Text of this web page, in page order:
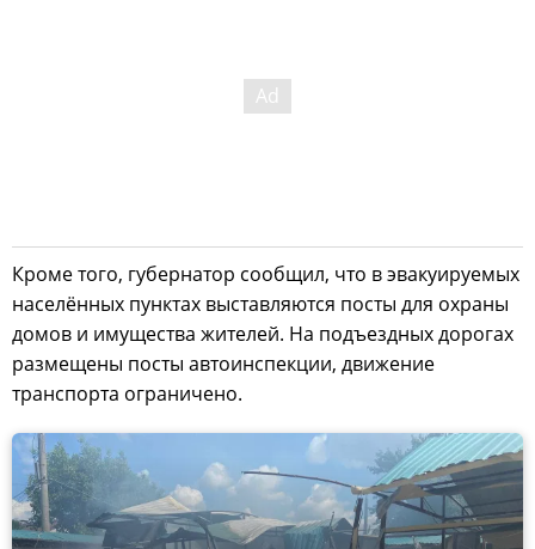
Кроме того, губернатор сообщил, что в эвакуируемых
населённых пунктах выставляются посты для охраны
домов и имущества жителей. На подъездных дорогах
размещены посты автоинспекции, движение
транспорта ограничено.